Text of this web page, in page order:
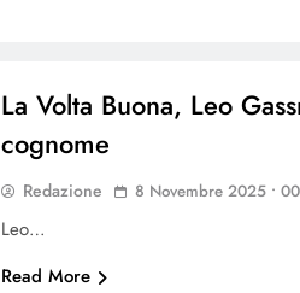
La Volta Buona, Leo
cognome
Redazione 8 Novembre 2025 •
Leo…
Read More